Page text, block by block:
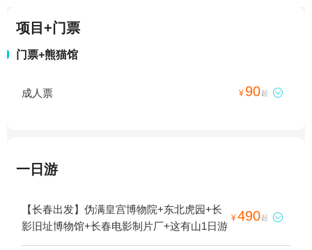
项目+门票
门票+熊猫馆
成人票 ¥ 90起 
一日游
【长春出发】伪满皇宫博物院+东北虎园+长
影旧址博物馆+长春电影制片厂+这有山1日游
¥490起 